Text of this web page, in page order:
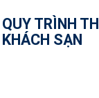
QUY TRÌNH
KHÁCH SẠN